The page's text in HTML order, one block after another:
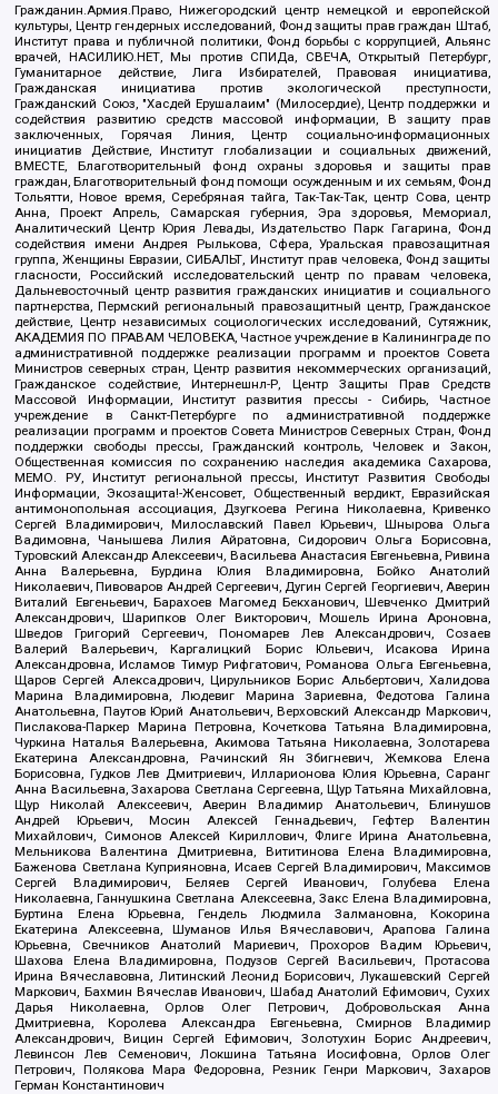
Гражданин.Армия.Право, Нижегородский центр немецкой и европейской
культуры, Центр гендерных исследований, Фонд защиты прав граждан Штаб,
Институт права и публичной политики, Фонд борьбы с коррупцией, Альянс
врачей, НАСИЛИЮ.НЕТ, Мы против СПИДа, СВЕЧА, Открытый Петербург,
Гуманитарное действие, Лига Избирателей, Правовая инициатива,
Гражданская инициатива против экологической преступности,
Гражданский Союз, "Хасдей Ерушалаим" (Милосердие), Центр поддержки и
содействия развитию средств массовой информации, В защиту прав
заключенных, Горячая Линия, Центр социально-информационных
инициатив Действие, Институт глобализации и социальных движений,
ВМЕСТЕ, Благотворительный фонд охраны здоровья и защиты прав
граждан, Благотворительный фонд помощи осужденным и их семьям, Фонд
Тольятти, Новое время, Серебряная тайга, Так-Так-Так, центр Сова, центр
Анна, Проект Апрель, Самарская губерния, Эра здоровья, Мемориал,
Аналитический Центр Юрия Левады, Издательство Парк Гагарина, Фонд
содействия имени Андрея Рылькова, Сфера, Уральская правозащитная
группа, Женщины Евразии, СИБАЛЬТ, Институт прав человека, Фонд защиты
гласности, Российский исследовательский центр по правам человека,
Дальневосточный центр развития гражданских инициатив и социального
партнерства, Пермский региональный правозащитный центр, Гражданское
действие, Центр независимых социологических исследований, Сутяжник,
АКАДЕМИЯ ПО ПРАВАМ ЧЕЛОВЕКА, Частное учреждение в Калининграде по
административной поддержке реализации программ и проектов Совета
Министров северных стран, Центр развития некоммерческих организаций,
Гражданское содействие, Интернешнл-Р, Центр Защиты Прав Средств
Массовой Информации, Институт развития прессы - Сибирь, Частное
учреждение в Санкт-Петербурге по административной поддержке
реализации программ и проектов Совета Министров Северных Стран, Фонд
поддержки свободы прессы, Гражданский контроль, Человек и Закон,
Общественная комиссия по сохранению наследия академика Сахарова,
МЕМО. РУ, Институт региональной прессы, Институт Развития Свободы
Информации, Экозащита!-Женсовет, Общественный вердикт, Евразийская
антимонопольная ассоциация, Дзугкоева Регина Николаевна, Кривенко
Сергей Владимирович, Милославский Павел Юрьевич, Шнырова Ольга
Вадимовна, Чанышева Лилия Айратовна, Сидорович Ольга Борисовна,
Туровский Александр Алексеевич, Васильева Анастасия Евгеньевна, Ривина
Анна Валерьевна, Бурдина Юлия Владимировна, Бойко Анатолий
Николаевич, Пивоваров Андрей Сергеевич, Дугин Сергей Георгиевич, Аверин
Виталий Евгеньевич, Барахоев Магомед Бекханович, Шевченко Дмитрий
Александрович, Шарипков Олег Викторович, Мошель Ирина Ароновна,
Шведов Григорий Сергеевич, Пономарев Лев Александрович, Созаев
Валерий Валерьевич, Каргалицкий Борис Юльевич, Исакова Ирина
Александровна, Исламов Тимур Рифгатович, Романова Ольга Евгеньевна,
Щаров Сергей Алексадрович, Цирульников Борис Альбертович, Халидова
Марина Владимировна, Людевиг Марина Зариевна, Федотова Галина
Анатольевна, Паутов Юрий Анатольевич, Верховский Александр Маркович,
Пислакова-Паркер Марина Петровна, Кочеткова Татьяна Владимировна,
Чуркина Наталья Валерьевна, Акимова Татьяна Николаевна, Золотарева
Екатерина Александровна, Рачинский Ян Збигневич, Жемкова Елена
Борисовна, Гудков Лев Дмитриевич, Илларионова Юлия Юрьевна, Саранг
Анна Васильевна, Захарова Светлана Сергеевна, Щур Татьяна Михайловна,
Щур Николай Алексеевич, Аверин Владимир Анатольевич, Блинушов
Андрей Юрьевич, Мосин Алексей Геннадьевич, Гефтер Валентин
Михайлович, Симонов Алексей Кириллович, Флиге Ирина Анатольевна,
Мельникова Валентина Дмитриевна, Вититинова Елена Владимировна,
Баженова Светлана Куприяновна, Исаев Сергей Владимирович, Максимов
Сергей Владимирович, Беляев Сергей Иванович, Голубева Елена
Николаевна, Ганнушкина Светлана Алексеевна, Закс Елена Владимировна,
Буртина Елена Юрьевна, Гендель Людмила Залмановна, Кокорина
Екатерина Алексеевна, Шуманов Илья Вячеславович, Арапова Галина
Юрьевна, Свечников Анатолий Мариевич, Прохоров Вадим Юрьевич,
Шахова Елена Владимировна, Подузов Сергей Васильевич, Протасова
Ирина Вячеславовна, Литинский Леонид Борисович, Лукашевский Сергей
Маркович, Бахмин Вячеслав Иванович, Шабад Анатолий Ефимович, Сухих
Дарья Николаевна, Орлов Олег Петрович, Добровольская Анна
Дмитриевна, Королева Александра Евгеньевна, Смирнов Владимир
Александрович, Вицин Сергей Ефимович, Золотухин Борис Андреевич,
Левинсон Лев Семенович, Локшина Татьяна Иосифовна, Орлов Олег
Петрович, Полякова Мара Федоровна, Резник Генри Маркович, Захаров
Герман Константинович